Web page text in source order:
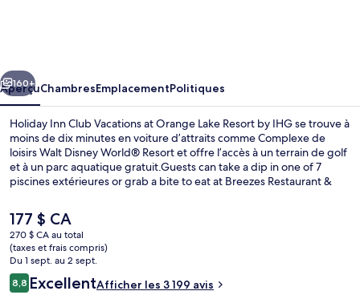
Vacations
at
Orange
Lake
Resort
IHG
Suivant
160+
AperçuChambresEmplacementPolitiques
Holiday Inn Club Vacations at Orange Lake Resort by IHG se trouve à
moins de dix minutes en voiture d’attraits comme Complexe de
loisirs Walt Disney World® Resort et offre l’accès à un terrain de golf
et à un parc aquatique gratuit.Guests can take a dip in one of 7
piscines extérieures or grab a bite to eat at Breezes Restaurant &
y a 2 bars attenants à la piscine, un parcours aquatique et des
commodités dans les chambres, comme des réfrigérateurs et des
fours à micro-ondes. Les autres voyageurs adorent la piscine et le
personnel serviable.
Le
prix
actuel
est
de 177 $ CA
177 $ CA
270 $ CA au total
(taxes et frais compris)
Du 1 sept. au 2 sept.
Avis
8,88,8 sur 10 –
ExcellentAfficher les 3 199 avis